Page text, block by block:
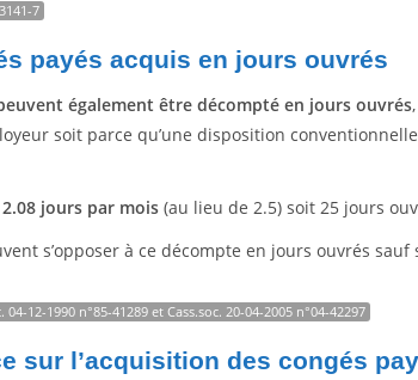
7
payés acquis en jours ouvrés
également être décompté en jours ouvrés
soit parce qu’une disposition
2.08 jours par mois (au lieu de 2.5) soit 25 jours
s’opposer à ce décompte en jours ouvrés
04-12-1990 n°85-41289 et Cass.soc. 20-04-2005 n°04-42297
sur l’acquisition des congés